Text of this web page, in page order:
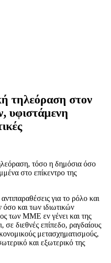
τηλεόραση στον
υφιστάμενη
τόσο η δημόσια όσο
στο επίκεντρο της
για το ρόλο και
και των ιδιωτικών
των ΜΜΕ εν γένει και της
σε διεθνές επίπεδο, ραγδαίους
μετασχηματισμούς,
και εξωτερικό της